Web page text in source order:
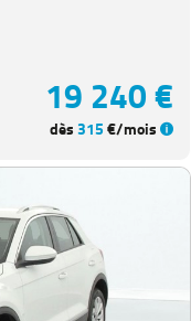
19 240 €
dès315€/mois